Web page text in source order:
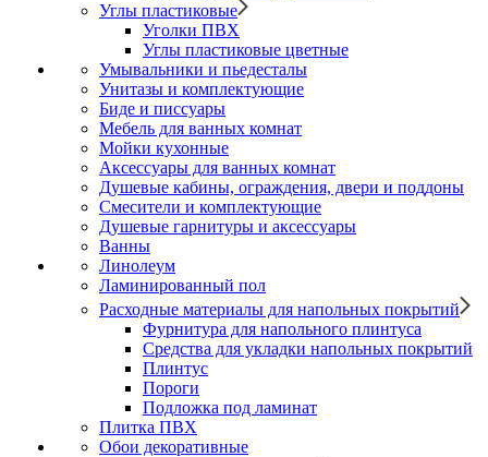
Углы пластиковые
Уголки ПВХ
Углы пластиковые цветные
Умывальники и пьедесталы
Унитазы и комплектующие
Биде и писсуары
Мебель для ванных комнат
Мойки кухонные
Аксессуары для ванных комнат
Душевые кабины, ограждения, двери и поддоны
Смесители и комплектующие
Душевые гарнитуры и аксессуары
Ванны
Линолеум
Ламинированный пол
Расходные материалы для напольных покрытий
Фурнитура для напольного плинтуса
Средства для укладки напольных покрытий
Плинтус
Пороги
Подложка под ламинат
Плитка ПВХ
Обои декоративные